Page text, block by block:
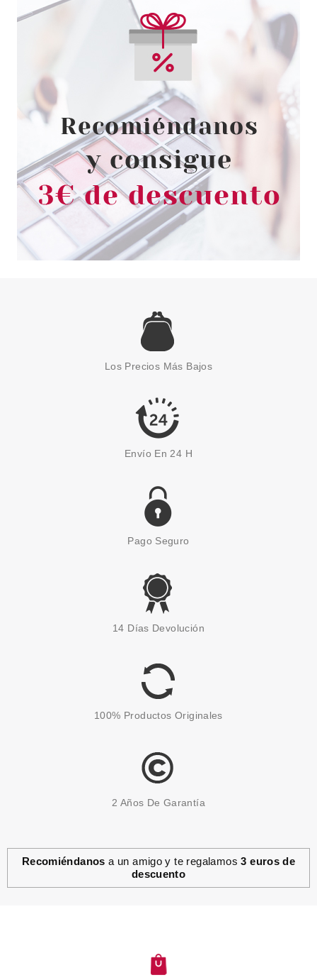
Los Precios Más Bajos
Envío En 24 H
Pago Seguro
14 Días Devolución
100% Productos Originales
2 Años De Garantía
Recomiéndanos a un amigo y te regalamos3 euros de
descuento